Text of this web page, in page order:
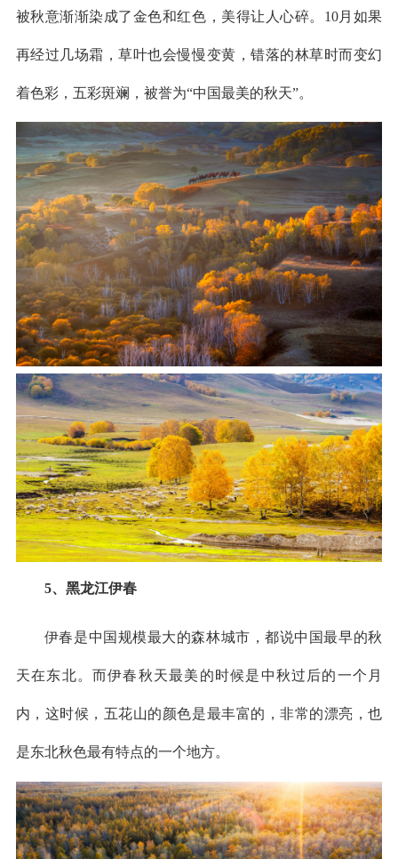
被秋意渐渐染成了金色和红色，美得让人心碎。10月如果
再经过几场霜，草叶也会慢慢变黄，错落的林草时而变幻
着色彩，五彩斑斓，被誉为“中国最美的秋天”。
5、黑龙江伊春
伊春是中国规模最大的森林城市，都说中国最早的秋
天在东北。而伊春秋天最美的时候是中秋过后的一个月
内，这时候，五花山的颜色是最丰富的，非常的漂亮，也
是东北秋色最有特点的一个地方。